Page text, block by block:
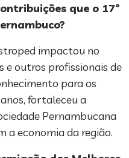
que o 17º
impactou no
e outros profissionais de
para os
fortaleceu a
Pernambucana
a economia da região.